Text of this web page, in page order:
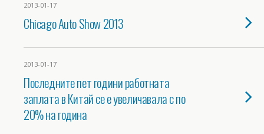
2013-01-17
Chicago Auto Show 2013
2013-01-17
Последните пет години работната
заплата в Китай се е увеличавала с по
20% на година